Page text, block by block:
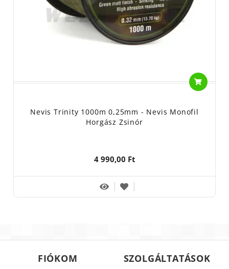
Nevis Trinity 1000m 0,25mm - Nevis Monofil
Horgász Zsinór
4 990,00 Ft
FIÓKOM SZOLGÁLTATÁSOK